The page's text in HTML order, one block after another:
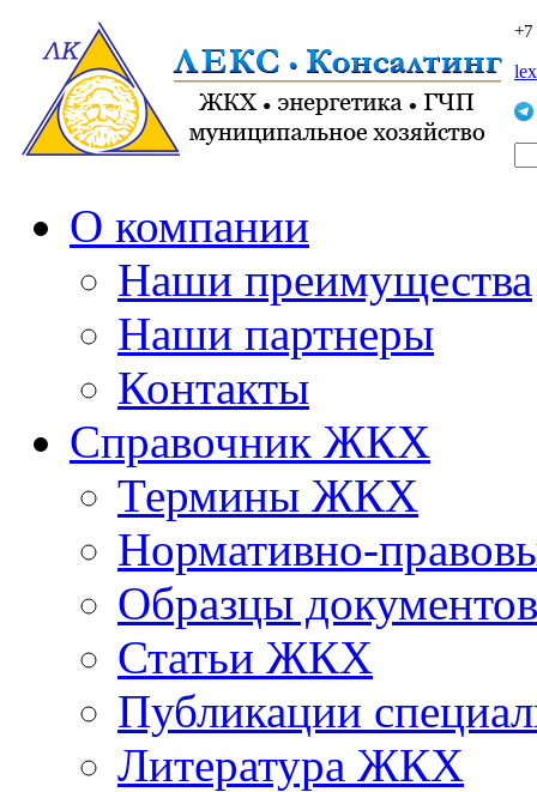
О компании
Наши преимущества
Наши партнеры
Контакты
Справочник ЖКХ
Термины ЖКХ
Нормативно-
Образцы документов
Статьи ЖКХ
Публикации
Литература ЖКХ